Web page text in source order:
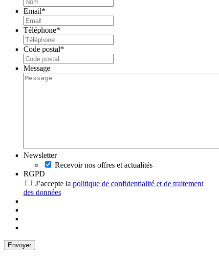
Email*
Téléphone*
Code postal*
Message
Newsletter
Recevoir nos offres et actualités
RGPD
J’accepte la politique de confidentialité et de traitement
des données